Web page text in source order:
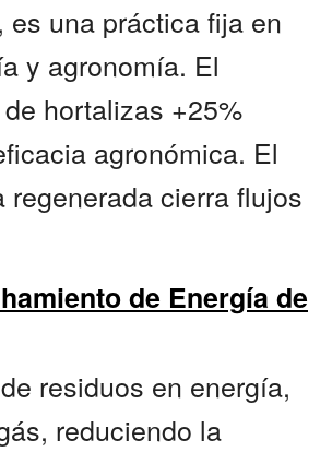
es una práctica fija en
y agronomía. El
hortalizas +25%
agronómica. El
regenerada cierra flujos
de Energía de
residuos en energía,
reduciendo la